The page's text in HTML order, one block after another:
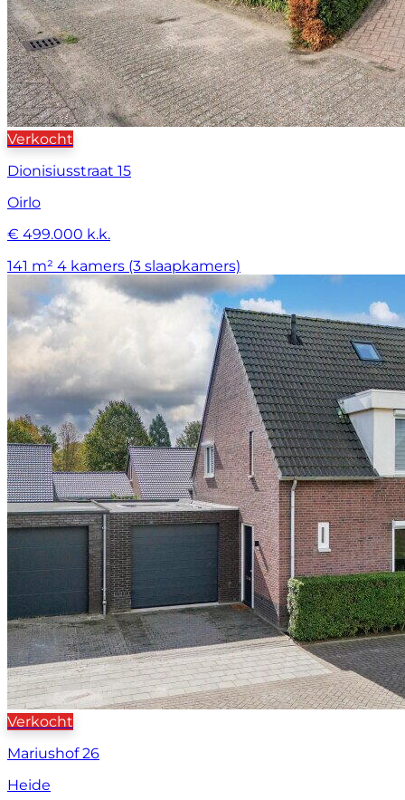
Verkocht
Dionisiusstraat 15
Oirlo
€ 499.000 k.k.
141 m² 4 kamers (3 slaapkamers)
Verkocht
Mariushof 26
Heide